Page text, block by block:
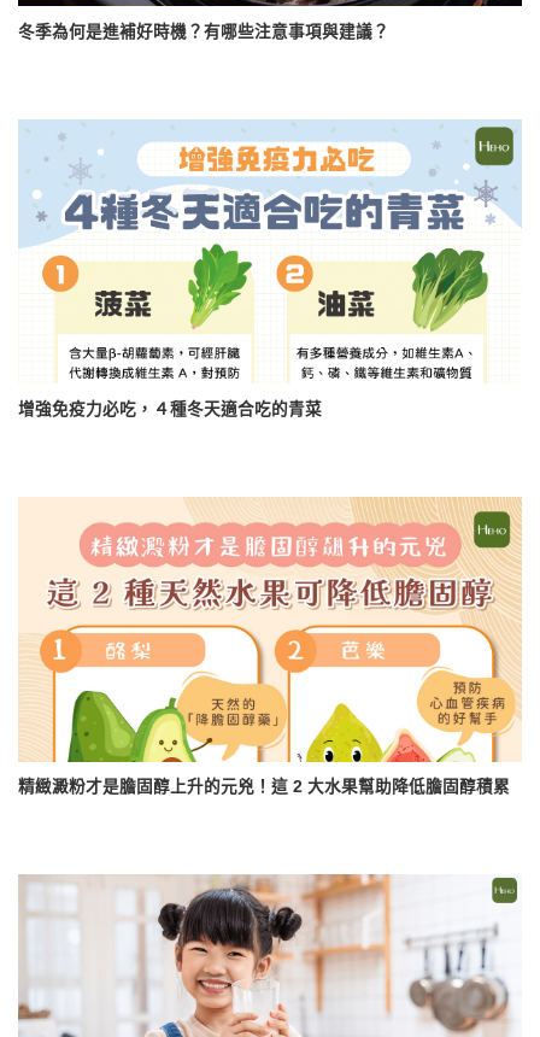
冬季為何是進補好時機？有哪些注意事項與建議？
增強免疫力必吃，４種冬天適合吃的青菜
精緻澱粉才是膽固醇上升的元兇！這 2 大水果幫助降低膽固醇積累